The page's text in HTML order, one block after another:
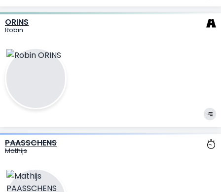
ORINS
Robin
PAASSCHENS
Mathijs